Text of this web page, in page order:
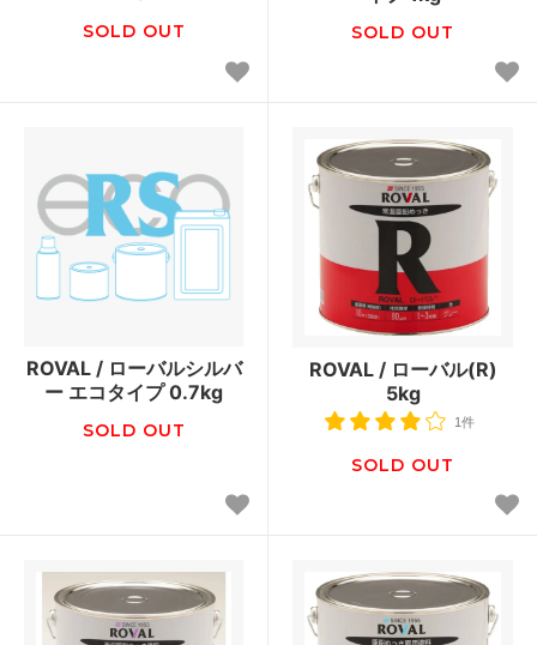
SOLD OUT SOLD OUT
ROVAL / ローバルシルバ
ー エコタイプ 0.7kg
SOLD OUT
ROVAL / ローバル(R)
5kg
1件
SOLD OUT